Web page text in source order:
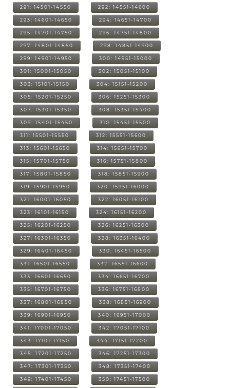
291: 14501-14550 292: 14551-14600
293: 14601-14650 294: 14651-14700
295: 14701-14750 296: 14751-14800
297: 14801-14850 298: 14851-14900
299: 14901-14950 300: 14951-15000
301: 15001-15050 302: 15051-15100
303: 15101-15150 304: 15151-15200
305: 15201-15250 306: 15251-15300
307: 15301-15350 308: 15351-15400
309: 15401-15450 310: 15451-15500
311: 15501-15550 312: 15551-15600
313: 15601-15650 314: 15651-15700
315: 15701-15750 316: 15751-15800
317: 15801-15850 318: 15851-15900
319: 15901-15950 320: 15951-16000
321: 16001-16050 322: 16051-16100
323: 16101-16150 324: 16151-16200
325: 16201-16250 326: 16251-16300
327: 16301-16350 328: 16351-16400
329: 16401-16450 330: 16451-16500
331: 16501-16550 332: 16551-16600
333: 16601-16650 334: 16651-16700
335: 16701-16750 336: 16751-16800
337: 16801-16850 338: 16851-16900
339: 16901-16950 340: 16951-17000
341: 17001-17050 342: 17051-17100
343: 17101-17150 344: 17151-17200
345: 17201-17250 346: 17251-17300
347: 17301-17350 348: 17351-17400
349: 17401-17450 350: 17451-17500